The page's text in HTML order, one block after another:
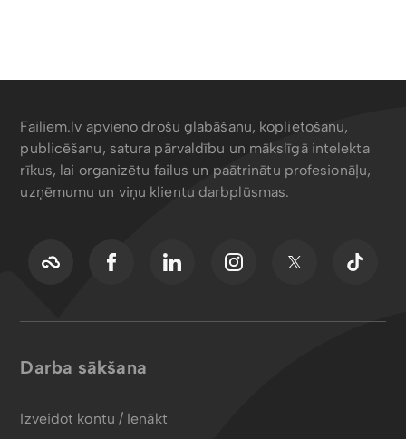
Failiem.lv apvieno drošu glabāšanu, koplietošanu,
publicēšanu, satura pārvaldību un mākslīgā intelekta
rīkus, lai organizētu failus un paātrinātu profesionāļu,
uzņēmumu un viņu klientu darbplūsmas.
Darba sākšana
Izveidot kontu / Ienākt